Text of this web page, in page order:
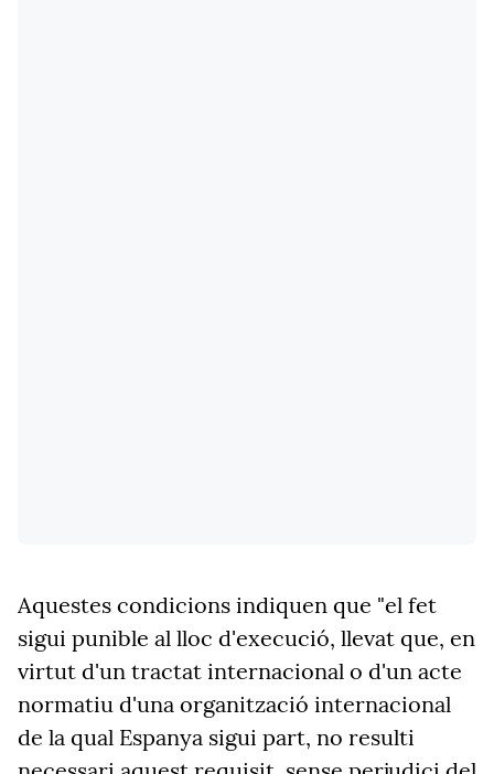
Aquestes condicions indiquen que "el fet
sigui punible al lloc d'execució, llevat que, en
virtut d'un tractat internacional o d'un acte
normatiu d'una organització internacional
de la qual Espanya sigui part, no resulti